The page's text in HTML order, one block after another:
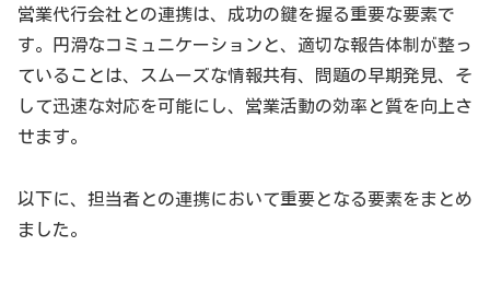
営業代行会社との連携は、成功の鍵を握る重要な要素で
す。円滑なコミュニケーションと、適切な報告体制が整っ
ていることは、スムーズな情報共有、問題の早期発見、そ
して迅速な対応を可能にし、営業活動の効率と質を向上さ
せます。
以下に、担当者との連携において重要となる要素をまとめ
ました。